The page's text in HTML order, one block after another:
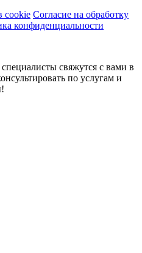
cookie Согласие на обработку
конфиденциальности
свяжутся с вами в
по услугам и